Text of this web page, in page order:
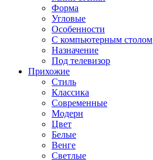
Форма
Угловые
Особенности
С компьютерным столом
Назначение
Под телевизор
Прихожие
Стиль
Классика
Современные
Модерн
Цвет
Белые
Венге
Светлые